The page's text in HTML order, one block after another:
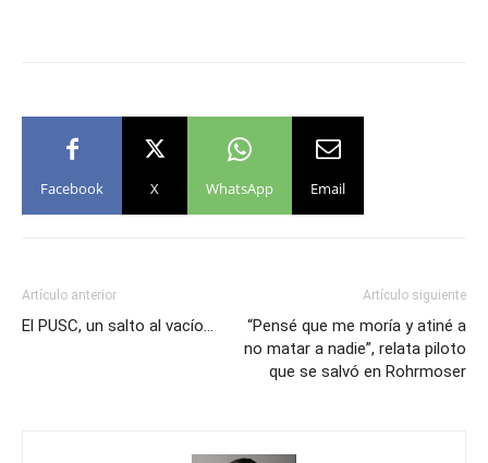
Facebook X WhatsApp Email
Artículo anterior
El PUSC, un salto al vacío…
Artículo siguiente
“Pensé que me moría y atiné a
no matar a nadie”, relata piloto
que se salvó en Rohrmoser